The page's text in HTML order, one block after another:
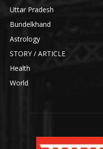
Uttar Pradesh
Bundelkhand
Astrology
STORY / ARTICLE
Health
World